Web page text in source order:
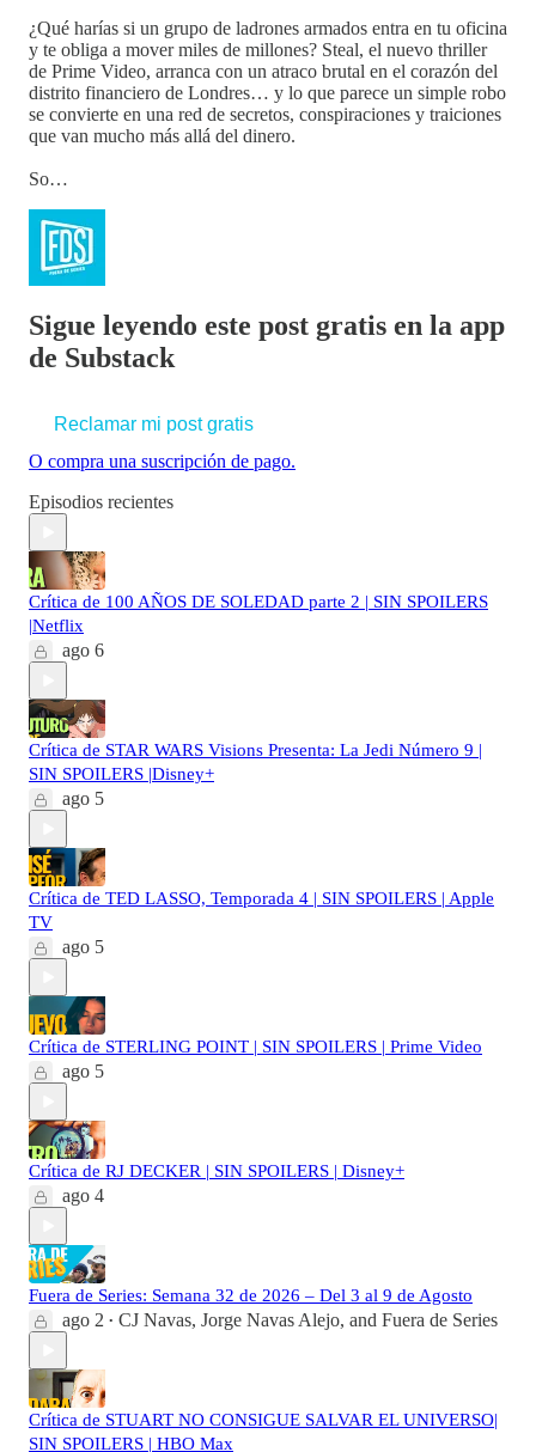
¿Qué harías si un grupo de ladrones armados entra en tu oficina
y te obliga a mover miles de millones? Steal, el nuevo thriller
de Prime Video, arranca con un atraco brutal en el corazón del
distrito financiero de Londres… y lo que parece un simple robo
se convierte en una red de secretos, conspiraciones y traiciones
que van mucho más allá del dinero.
So…
Sigue leyendo este post gratis en la app
de Substack
Reclamar mi post gratis
O compra una suscripción de pago.
Episodios recientes
Crítica de 100 AÑOS DE SOLEDAD parte 2 | SIN SPOILERS
|Netflix
ago 6
Crítica de STAR WARS Visions Presenta: La Jedi Número 9 |
SIN SPOILERS |Disney+
ago 5
Crítica de TED LASSO, Temporada 4 | SIN SPOILERS | Apple
TV
ago 5
Crítica de STERLING POINT | SIN SPOILERS | Prime Video
ago 5
Crítica de RJ DECKER | SIN SPOILERS | Disney+
ago 4
Fuera de Series: Semana 32 de 2026 – Del 3 al 9 de Agosto
ago 2 • CJ Navas, Jorge Navas Alejo, and Fuera de Series
Crítica de STUART NO CONSIGUE SALVAR EL UNIVERSO|
SIN SPOILERS | HBO Max